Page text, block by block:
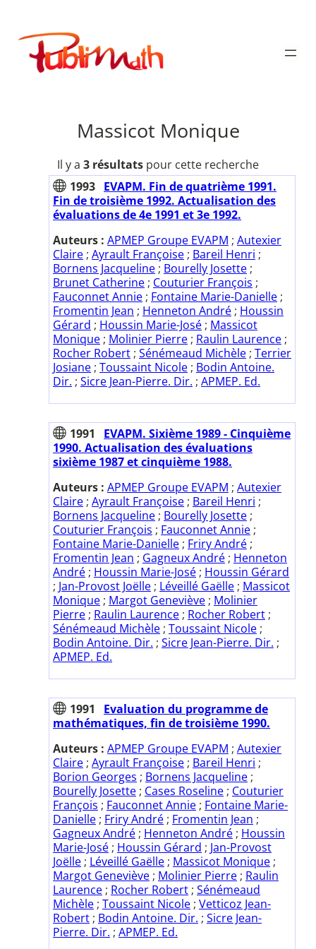
contenu
Publimath
Massicot Monique
Il y a 3 résultats pour cette recherche
1993 EVAPM. Fin de quatrième 1991.
Fin de troisième 1992. Actualisation des
évaluations de 4e 1991 et 3e 1992.
Auteurs : APMEP Groupe EVAPM ; Autexier
Claire ; Ayrault Françoise ; Bareil Henri ;
Bornens Jacqueline ; Bourelly Josette ;
Brunet Catherine ; Couturier François ;
Fauconnet Annie ; Fontaine Marie-Danielle ;
Fromentin Jean ; Henneton André ; Houssin
Gérard ; Houssin Marie-José ; Massicot
Monique ; Molinier Pierre ; Raulin Laurence ;
Rocher Robert ; Sénémeaud Michèle ; Terrier
Josiane ; Toussaint Nicole ; Bodin Antoine.
Dir. ; Sicre Jean-Pierre. Dir. ; APMEP. Ed.
1991
EVAPM. Sixième 1989 - Cinquième
1990. Actualisation des évaluations
sixième 1987 et cinquième 1988.
Auteurs : APMEP Groupe EVAPM ; Autexier
Claire ; Ayrault Françoise ; Bareil Henri ;
Bornens Jacqueline ; Bourelly Josette ;
Couturier François ; Fauconnet Annie ;
Fontaine Marie-Danielle ; Friry André ;
Fromentin Jean ; Gagneux André ; Henneton
André ; Houssin Marie-José ; Houssin Gérard
; Jan-Provost Joëlle ; Léveillé Gaëlle ; Massicot
Monique ; Margot Geneviève ; Molinier
Pierre ; Raulin Laurence ; Rocher Robert ;
Sénémeaud Michèle ; Toussaint Nicole ;
Bodin Antoine. Dir. ; Sicre Jean-Pierre. Dir. ;
APMEP. Ed.
1991
Evaluation du programme de
mathématiques, fin de troisième 1990.
Auteurs : APMEP Groupe EVAPM ; Autexier
Claire ; Ayrault Françoise ; Bareil Henri ;
Borion Georges ; Bornens Jacqueline ;
Bourelly Josette ; Cases Roseline ; Couturier
François ; Fauconnet Annie ; Fontaine Marie-
Danielle ; Friry André ; Fromentin Jean ;
Gagneux André ; Henneton André ; Houssin
Marie-José ; Houssin Gérard ; Jan-Provost
Joëlle ; Léveillé Gaëlle ; Massicot Monique ;
Margot Geneviève ; Molinier Pierre ; Raulin
Laurence ; Rocher Robert ; Sénémeaud
Michèle ; Toussaint Nicole ; Vetticoz Jean-
Robert ; Bodin Antoine. Dir. ; Sicre Jean-
Pierre. Dir. ; APMEP. Ed.